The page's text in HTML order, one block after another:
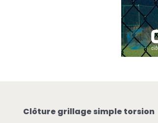
Clôture grillage simple torsion